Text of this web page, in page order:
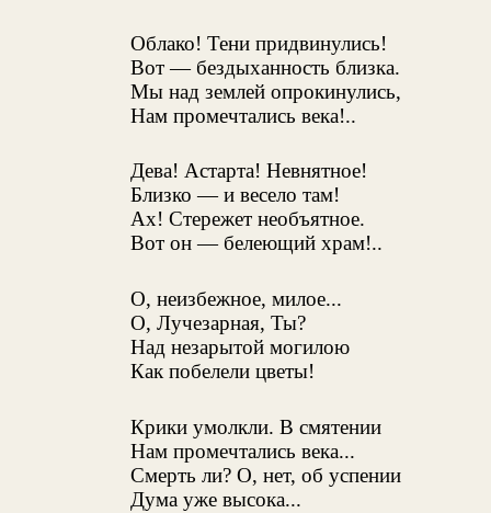
Облако! Тени придвинулись!
Вот — бездыханность близка.
Мы над землей опрокинулись,
Нам промечтались века!..
Дева! Астарта! Невнятное!
Близко — и весело там!
Ах! Стережет необъятное.
Вот он — белеющий храм!..
О, неизбежное, милое...
О, Лучезарная, Ты?
Над незарытой могилою
Как побелели цветы!
Крики умолкли. В смятении
Нам промечтались века...
Смерть ли? О, нет, об успении
Дума уже высока...